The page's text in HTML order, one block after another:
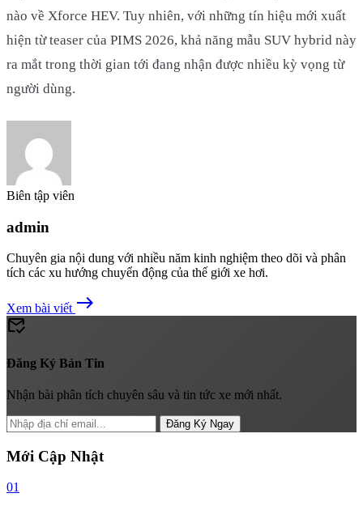
nào về Xforce HEV. Tuy nhiên, với những tín hiệu mới xuất
hiện từ teaser của PIMS 2026, khả năng mẫu SUV hybrid này
ra mắt trong thời gian tới đang nhận được nhiều kỳ vọng từ
người dùng.
Biên tập viên
admin
Chuyên gia nội dung với nhiều năm kinh nghiệm theo dõi và phân
tích các xu hướng chuyển động của thế giới xe hơi.
Xem bài viết east
mark_email_read
Đăng Ký Bản Tin
Nhận bài phân tích chuyên sâu và tin tức xe mới nhất.
Đăng Ký Ngay
Mới Cập Nhật
01